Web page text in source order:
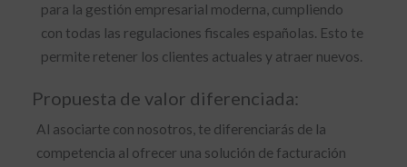
para la gestión empresarial moderna, cumpliendo
con todas las regulaciones fiscales españolas. Esto te
permite retener los clientes actuales y atraer nuevos.
Propuesta de valor diferenciada:
Al asociarte con nosotros, te diferenciarás de la
competencia al ofrecer una solución de facturación